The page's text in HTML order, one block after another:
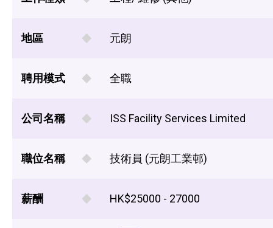
地區 元朗
聘用模式 全職
公司名稱 ISS Facility Services Limited
職位名稱 技術員 (元朗工業邨)
薪酬 HK$25000 - 27000